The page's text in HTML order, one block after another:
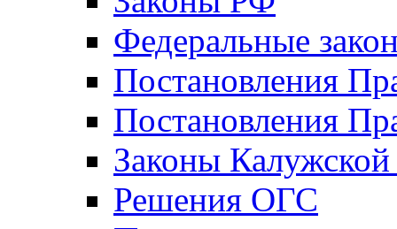
Федеральные
Постановления
Постановления
Законы Калужской
Решения ОГС